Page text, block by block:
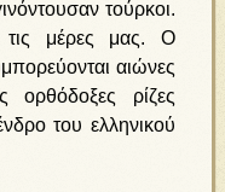
τούρκοι.
μέρες μας. Ο
αιώνες
ορθόδοξες ρίζες
του ελληνικού